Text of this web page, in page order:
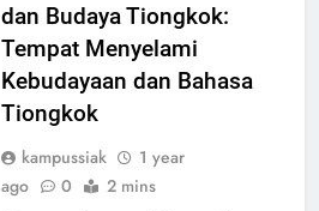
dan Budaya Tiongkok:
Tempat Menyelami
Kebudayaan dan Bahasa
Tiongkok
kampussiak
1 year
ago
0 2 mins